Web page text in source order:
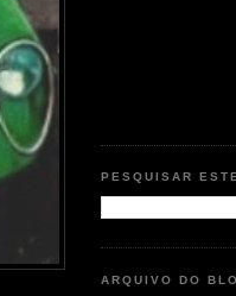
PESQUISAR
ARQUIVO DO